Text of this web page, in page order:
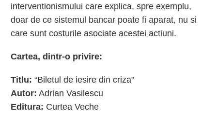
interventionismului care explica, spre exemplu,
doar de ce sistemul bancar poate fi aparat, nu si
care sunt costurile asociate acestei actiuni.
Cartea, dintr-o privire:
Titlu: “Biletul de iesire din criza”
Autor: Adrian Vasilescu
Editura: Curtea Veche